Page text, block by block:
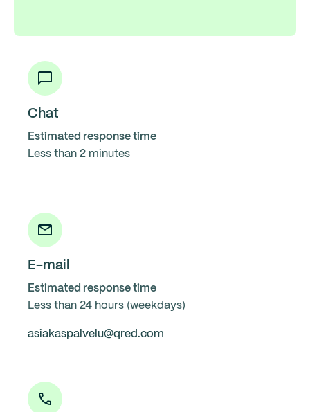
Chat
Estimated response time
Less than 2 minutes
E-mail
Estimated response time
Less than 24 hours (weekdays)
asiakaspalvelu@qred.com